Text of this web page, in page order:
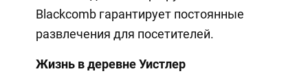
Blackcomb гарантирует постоянные
развлечения для посетителей.
Жизнь в деревне Уистлер